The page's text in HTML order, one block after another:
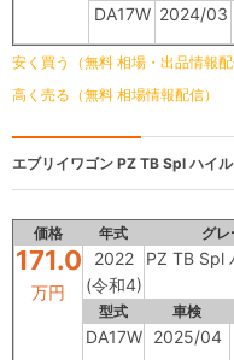
DA17W 2024/03
安く買う（無料 相場・出品情報配
高く売る（無料 相場情報配信）
エブリイワゴン PZ TB Spl ハイ
価格 年式 グレ
171.0
万円
2022
(令和4)
PZ TB Spl
型式 車検
DA17W 2025/04